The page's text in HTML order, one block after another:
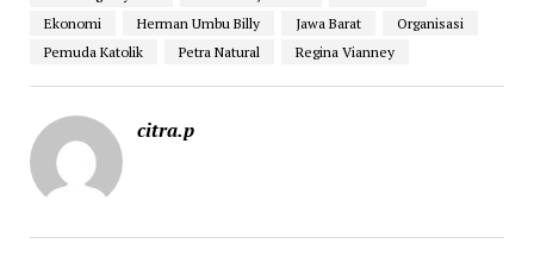
Ekonomi
Herman Umbu Billy Jawa Barat
Organisasi
Pemuda Katolik
Petra Natural Regina Vianney
citra.p